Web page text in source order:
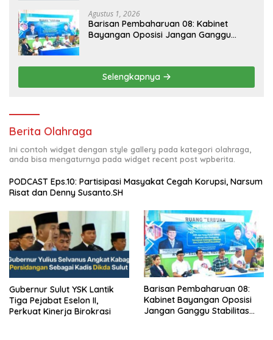
Agustus 1, 2026
Barisan Pembaharuan 08: Kabinet
Bayangan Oposisi Jangan Ganggu
Selengkapnya
Berita Olahraga
Ini contoh widget dengan style gallery pada kategori olahraga,
anda bisa mengaturnya pada widget recent post wpberita.
PODCAST Eps.10: Partisipasi Masyakat Cegah Korupsi, Narsum
Risat dan Denny Susanto.SH
Gubernur Sulut YSK Lantik
Tiga Pejabat Eselon II,
Perkuat Kinerja Birokrasi
Barisan Pembaharuan 08:
Kabinet Bayangan Oposisi
Jangan Ganggu Stabilitas